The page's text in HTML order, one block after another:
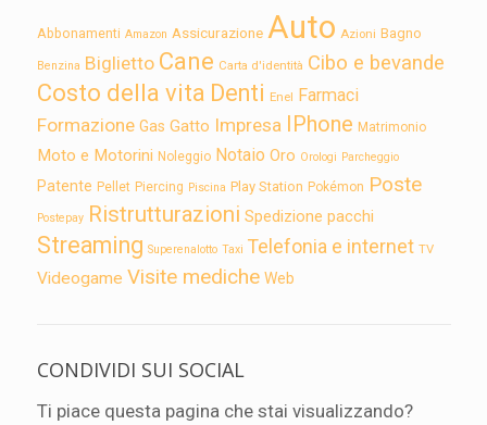
Abbonamenti Amazon Assicurazione Auto Azioni Bagno
Benzina Biglietto Cane Carta d'identità Cibo e bevande
Costo della vita Denti Enel Farmaci
Formazione Gas Gatto Impresa IPhone Matrimonio
Moto e Motorini Noleggio Notaio Oro Orologi Parcheggio
Patente Pellet Piercing Piscina Play Station Pokémon Poste
Postepay Ristrutturazioni Spedizione pacchi
Streaming Superenalotto Taxi Telefonia e internet TV
Videogame Visite mediche Web
CONDIVIDI SUI SOCIAL
Ti piace questa pagina che stai visualizzando?